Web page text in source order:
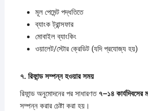
মূল পেমেন্ট পদ্ধতিতে
ব্যাংক ট্রান্সফার
মোবাইল ব্যাংকিং
ওয়ালেট/স্টোর ক্রেডিট (যদি প্রযোজ্য হয়)
৭. রিফান্ডসম্পন্নহওয়ারসময়
রিফান্ড অনুমোদনের পর সাধারণত ৭–১৪ কার্যদিবসের
সম্পন্ন করার চেষ্টা করা হয়।